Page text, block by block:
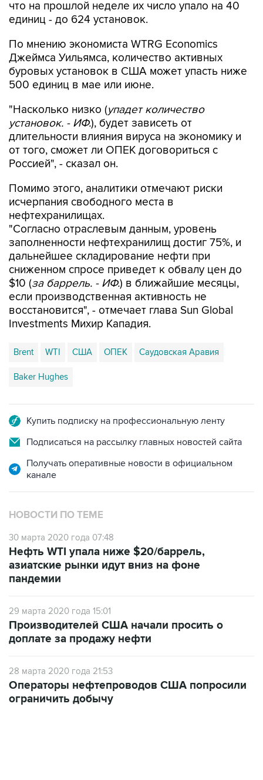
По мнению экономиста WTRG Economics
буровых установок в США может упасть ниже
500 единиц в мае или июне.
"Насколько низко (упадет количество
длительности влияния вируса на экономику и
от того, сможет ли ОПЕК договориться с
Россией", - сказал он.
Помимо этого, аналитики отмечают риски
нефтехранилищах.
"Согласно отраслевым данным, уровень
заполненности нефтехранилищ достиг 75%, и
дальнейшее складирование нефти при
сниженном спросе приведет к обвалу цен до
$10 (за баррель. - ИФ.) в ближайшие месяцы,
если производственная активность не
восстановится", - отмечает глава Sun Global
Investments Михир Кападия.
Brent WTI США ОПЕК Саудовская Аравия
Baker Hughes
Подписаться на рассылку главных новостей сайта
Получать оперативные новости в официальном
канале
НОВОСТИ ПО ТЕМЕ
30 марта 2020 года 07:48
азиатские рынки идут вниз на фоне
пандемии
29 марта 2020 года 15:01
доплате за продажу нефти
28 марта 2020 года 21:53
ограничить добычу